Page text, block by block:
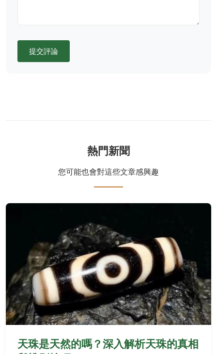
提交評論
熱門新聞
您可能也會對這些文章感興趣
天珠是天然的嗎？深入解析天珠的真相